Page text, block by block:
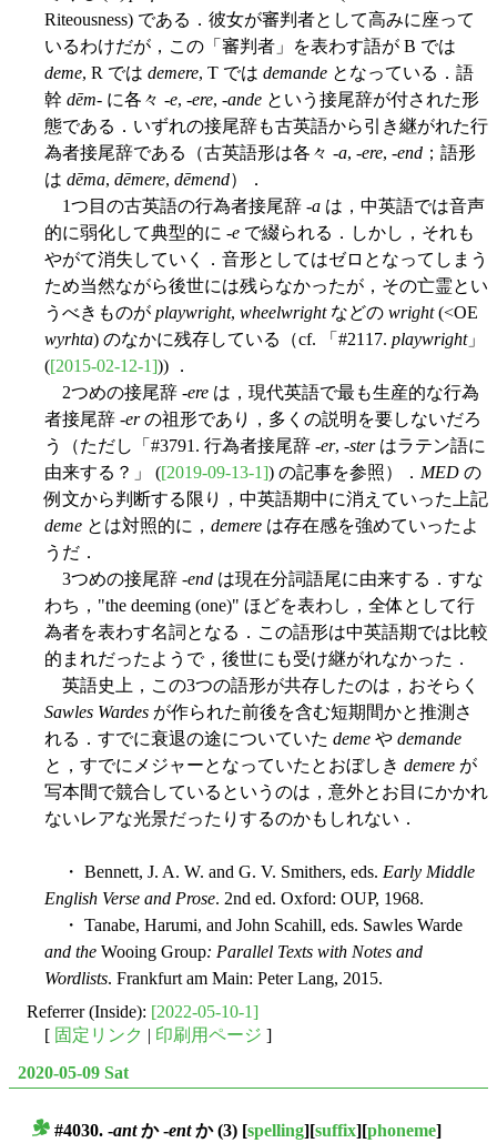
Riteousness) である．彼女が審判者として高みに座って
いるわけだが，この「審判者」を表わす語が B では
deme, R では demere, T では demande となっている．語
幹 dēm- に各々 -e, -ere, -ande という接尾辞が付された形
態である．いずれの接尾辞も古英語から引き継がれた行
為者接尾辞である（古英語形は各々 -a, -ere, -end ；語形
は dēma, dēmere, dēmend）．
1つ目の古英語の行為者接尾辞 -a は，中英語では音声
的に弱化して典型的に -e で綴られる．しかし，それも
やがて消失していく．音形としてはゼロとなってしまう
ため当然ながら後世には残らなかったが，その亡霊とい
うべきものが playwright, wheelwrightなどの wright(<OE
wyrhta) のなかに残存している（cf. 「#2117. playwright」
([2015-02-12-1])) ．
2つめの接尾辞 -ere は，現代英語で最も生産的な行為
者接尾辞 -erの祖形であり，多くの説明を要しないだろ
う（ただし「#3791. 行為者接尾辞 -er, -sterはラテン語に
由来する？」 ([2019-09-13-1]) の記事を参照）． MED の
例文から判断する限り，中英語期中に消えていった上記
deme とは対照的に， demere は存在感を強めていったよ
うだ．
3つめの接尾辞 -end は現在分詞語尾に由来する．すな
わち，"the deeming (one)" ほどを表わし，全体として行
為者を表わす名詞となる．この語形は中英語期では比較
的まれだったようで，後世にも受け継がれなかった．
英語史上，この3つの語形が共存したのは，おそらく
Sawles Wardes が作られた前後を含む短期間かと推測さ
れる．すでに衰退の途についていた deme や demande
と，すでにメジャーとなっていたとおぼしき demere が
写本間で競合しているというのは，意外とお目にかかれ
ないレアな光景だったりするのかもしれない．
・ Bennett, J. A. W. and G. V. Smithers, eds. Early Middle
English Verse and Prose. 2nd ed. Oxford: OUP, 1968.
・ Tanabe, Harumi, and John Scahill, eds. Sawles Warde
and the Wooing Group: Parallel Texts with Notes and
Wordlists. Frankfurt am Main: Peter Lang, 2015.
Referrer (Inside): [2022-05-10-1]
[ 固定リンク | 印刷用ページ ]
2020-05-09 Sat
#4030. -antか -entか (3) [spelling][suffix][phoneme]